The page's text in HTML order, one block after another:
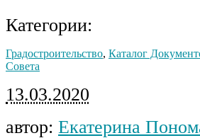
Категории:
Градостроительство, Каталог
Совета
13.03.2020
автор: Екатерина